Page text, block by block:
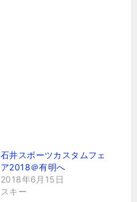
石井スポーツカスタムフェ
ア2018＠有明へ
2018年6月15日
スキー